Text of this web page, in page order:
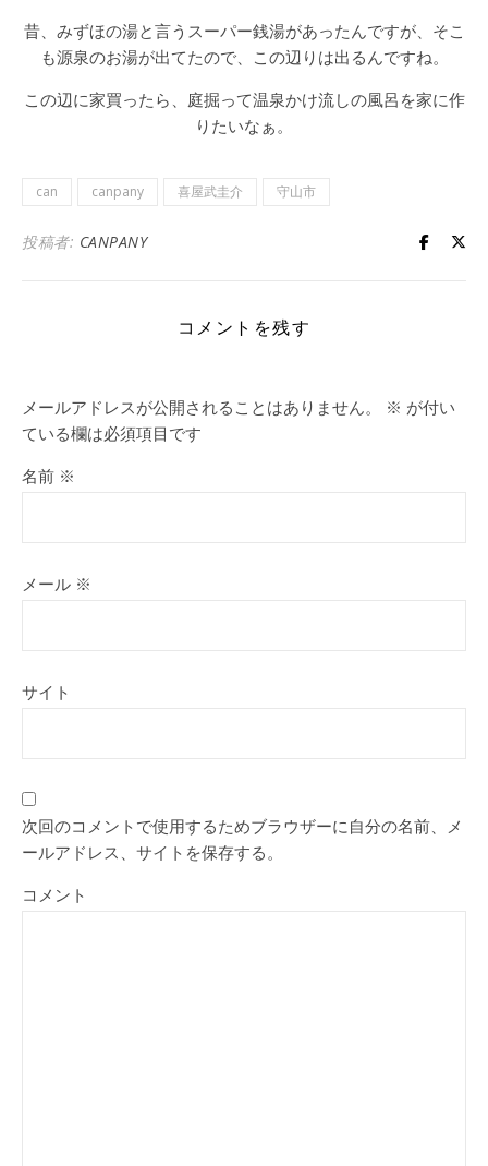
昔、みずほの湯と言うスーパー銭湯があったんですが、そこ
も源泉のお湯が出てたので、この辺りは出るんですね。
この辺に家買ったら、庭掘って温泉かけ流しの風呂を家に作
りたいなぁ。
can canpany 喜屋武圭介 守山市
投稿者: CANPANY
コメントを残す
メールアドレスが公開されることはありません。 ※ が付い
ている欄は必須項目です
名前 ※
メール ※
サイト
次回のコメントで使用するためブラウザーに自分の名前、メ
ールアドレス、サイトを保存する。
コメント